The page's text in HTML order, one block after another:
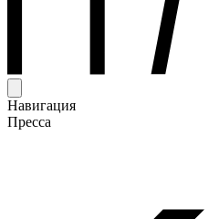
Навигация
Пресса